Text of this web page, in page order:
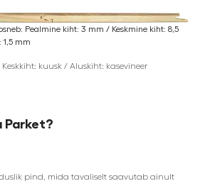
Pealmine kiht: 3 mm / Keskmine kiht: 8,5
mm
kuusk / Aluskiht: kasevineer
Parket?
pind, mida tavaliselt saavutab ainult